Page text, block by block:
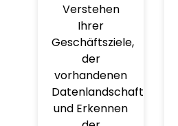
Verstehen
Ihrer
Geschäftsziele,
der
vorhandenen
Datenlandschaft
und Erkennen